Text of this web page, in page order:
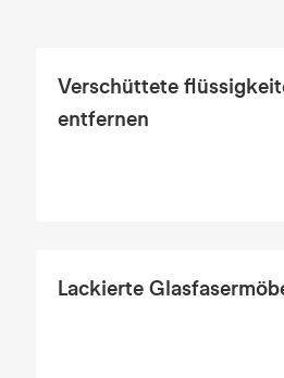
Verschüttete
entfernen
Lackierte